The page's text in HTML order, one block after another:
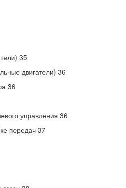
35
двигатели) 36
36
управления 36
передач 37